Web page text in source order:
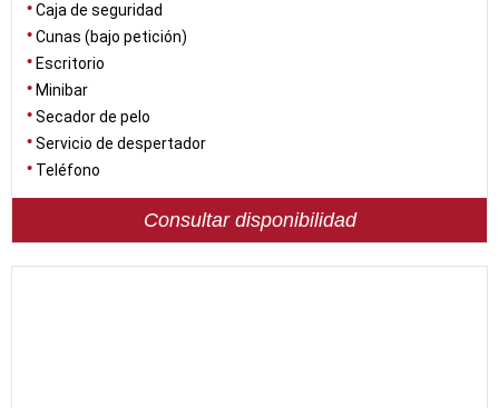
Caja de seguridad
Cunas (bajo petición)
Escritorio
Minibar
Secador de pelo
Servicio de despertador
Teléfono
Consultar disponibilidad